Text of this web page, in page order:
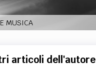
MUSICA
articoli dell'autore